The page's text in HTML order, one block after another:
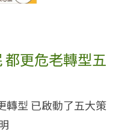
更危老轉型五
轉型 已啟動了五大策